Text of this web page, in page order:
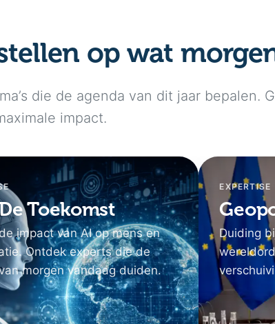
op wat
die de agenda van dit jaar bepalen.
impact.
Toekomst
impact van AI op mens en
Ontdek experts die de
morgen vandaag duiden.
EXPERTISE
Duiding